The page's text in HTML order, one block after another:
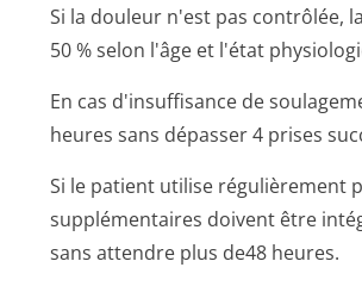
Si la douleur n'est pas contrôlée,
50 % selon l'âge et l'état
En cas d'insuffisance de
heures sans dépasser 4 prises
Si le patient utilise régulièrement
supplémentaires doivent être
sans attendre plus de48 heures.